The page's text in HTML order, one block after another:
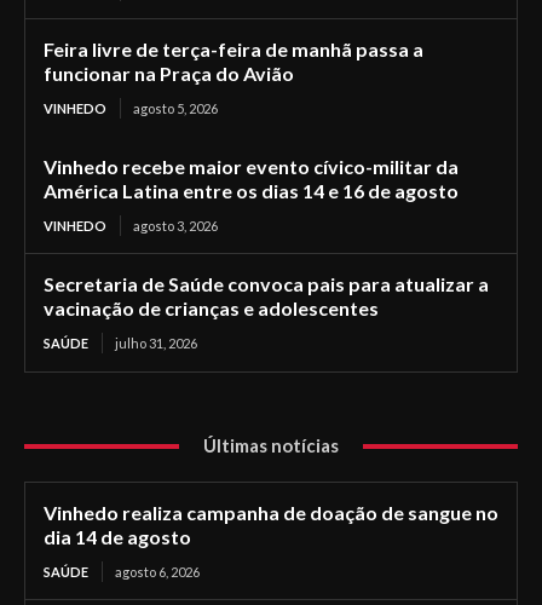
Feira livre de terça-feira de manhã passa a
funcionar na Praça do Avião
VINHEDO agosto 5, 2026
Vinhedo recebe maior evento cívico-militar da
América Latina entre os dias 14 e 16 de agosto
VINHEDO agosto 3, 2026
Secretaria de Saúde convoca pais para atualizar a
vacinação de crianças e adolescentes
SAÚDE julho 31, 2026
Últimas notícias
Vinhedo realiza campanha de doação de sangue no
dia 14 de agosto
SAÚDE agosto 6, 2026